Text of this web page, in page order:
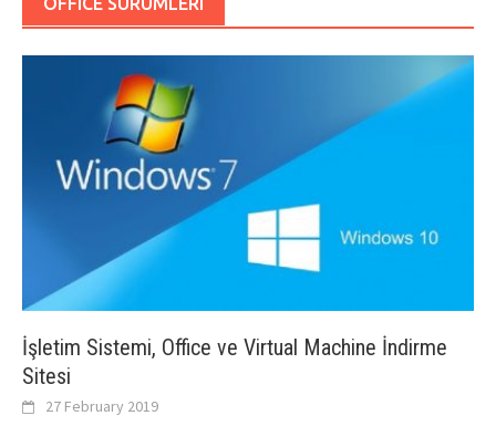
İşletim Sistemi, Office ve Virtual Machine İndirme
Sitesi
27 February 2019